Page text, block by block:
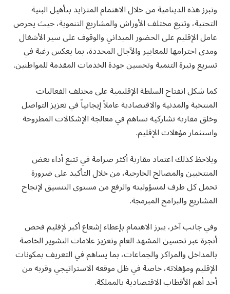
وتبرز هذه الدينامية من خلال الاهتمام المتزايد بتأهيل البنية
التحتية، وتتبع مختلف الأوراش والمشاريع التنموية، حيث يحرص
عامل الإقليم على الحضور الميداني والوقوف على سير الأشغال
ومدى احترامها للمعايير والآجال المحددة، بما يعكس رغبة في
تسريع وتيرة التنمية وتحسين جودة الخدمات المقدمة للمواطنين.
كما شكل انفتاح السلطة الإقليمية على مختلف الفعاليات
المنتخبة والمدنية والاقتصادية عاملاً إيجابياً في تعزيز التواصل
وخلق مقاربة تشاركية تساهم في معالجة الإشكالات المطروحة
واستثمار مؤهلات الإقليم.
ويلاحظ كذلك اعتماد مقاربة أكثر صرامة في تتبع أداء بعض
المنتخبين والمصالح الخارجية، من خلال التأكيد على ضرورة
تحمل كل طرف لمسؤوليته والرفع من مستوى التنسيق لإنجاح
المشاريع والبرامج المبرمجة.
وفي جانب آخر، يبرز الاهتمام بإعطاء إشعاع أكبر لإقليم فحص
أنجرة عبر تحسين المشهد العام وتعزيز علامات التشوير الخاصة
بالمداخل والمراكز والجماعات، بما يساهم في التعريف بمكونات
الإقليم ومؤهلاته، خاصة في ظل موقعه الاستراتيجي وقربه من
أحد أهم الأقطاب الاقتصادية بالمملكة.